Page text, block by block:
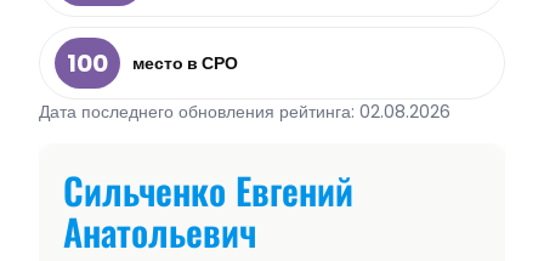
100
место в СРО
Дата последнего обновления рейтинга: 02.08.2026
Сильченко Евгений
Анатольевич